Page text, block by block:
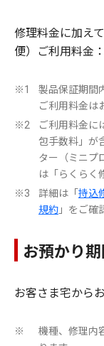
修理料金に加え
便）ご利用料金
※1
製品保証期間
ご利用料金は
※2
ご利用料金に
包手数料」が
ター（ミニプ
は「らくらく
※3 詳細は「持込
規約 」をご確
お預かり
お客さま宅から
※
機種、修理内